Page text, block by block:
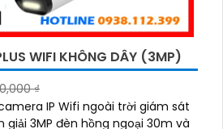
WIFI KHÔNG DÂY (3MP)
₫
camera IP Wifi ngoài trời giám sát
3MP đèn hồng ngoại 30m và